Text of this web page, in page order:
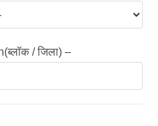
/ जिला) –